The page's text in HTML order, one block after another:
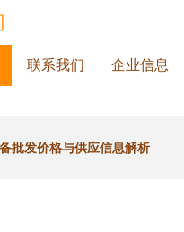
联系我们 企业信息
批发价格与供应信息解析